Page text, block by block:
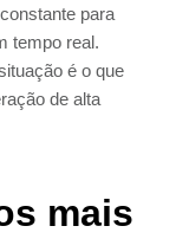
para
tempo real.
é o que
de alta
mais